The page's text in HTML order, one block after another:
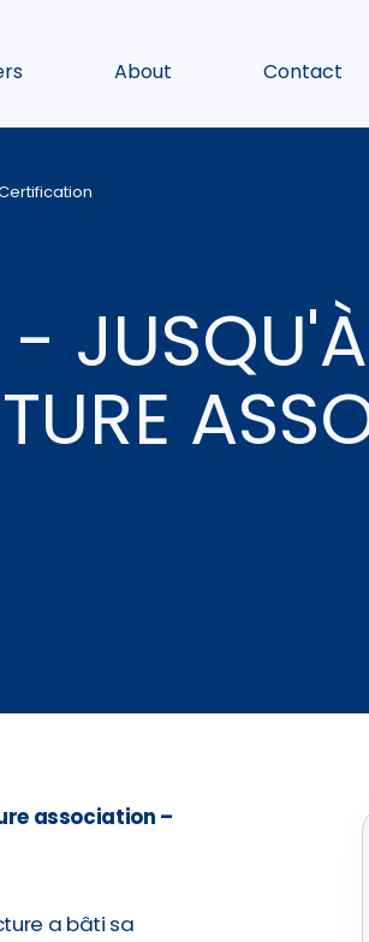
About Contact
- JUSQU'À
association –
a bâti sa